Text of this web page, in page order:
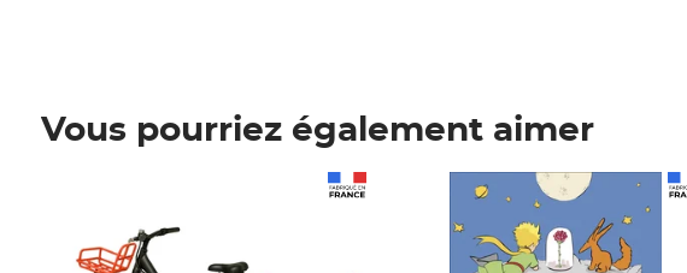
Vous pourriez également aimer
Prix 7,50€